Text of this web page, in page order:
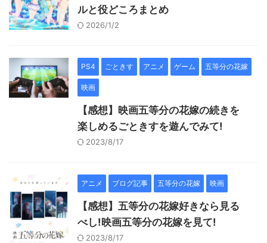
ルと役どころまとめ
2026/1/2
PS4 ごときす アニメ ゲーム 五等分の花嫁
映画
【感想】映画五等分の花嫁の続きを
楽しめるごときすを遊んでみて!
2023/8/17
アニメ ブログ記事 五等分の花嫁 映画
【感想】五等分の花嫁好きなら見る
べし!映画五等分の花嫁を見て!
2023/8/17